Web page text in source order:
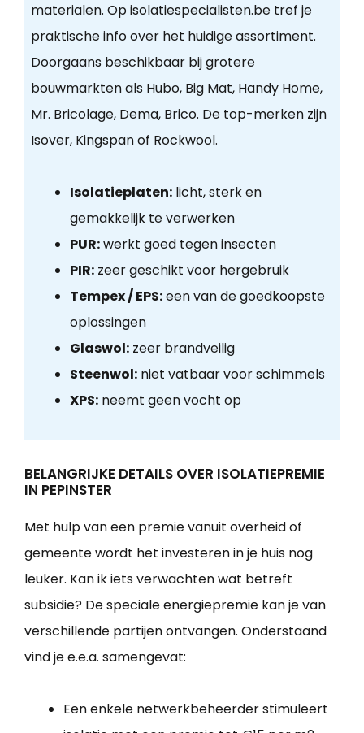
materialen. Op isolatiespecialisten.be tref je
praktische info over het huidige assortiment.
Doorgaans beschikbaar bij grotere
bouwmarkten als Hubo, Big Mat, Handy Home,
Mr. Bricolage, Dema, Brico. De top-merken zijn
Isover, Kingspan of Rockwool.
Isolatieplaten:licht, sterk en
gemakkelijk te verwerken
PUR:werkt goed tegen insecten
PIR:zeer geschikt voor hergebruik
Tempex / EPS:een van de goedkoopste
oplossingen
Glaswol:zeer brandveilig
Steenwol:niet vatbaar voor schimmels
XPS:neemt geen vocht op
BELANGRIJKE DETAILS OVER ISOLATIEPREMIE
IN PEPINSTER
Met hulp van een premie vanuit overheid of
gemeente wordt het investeren in je huis nog
leuker. Kan ik iets verwachten wat betreft
subsidie? De speciale energiepremie kan je van
verschillende partijen ontvangen. Onderstaand
vind je e.e.a. samengevat:
Een enkele netwerkbeheerder stimuleert